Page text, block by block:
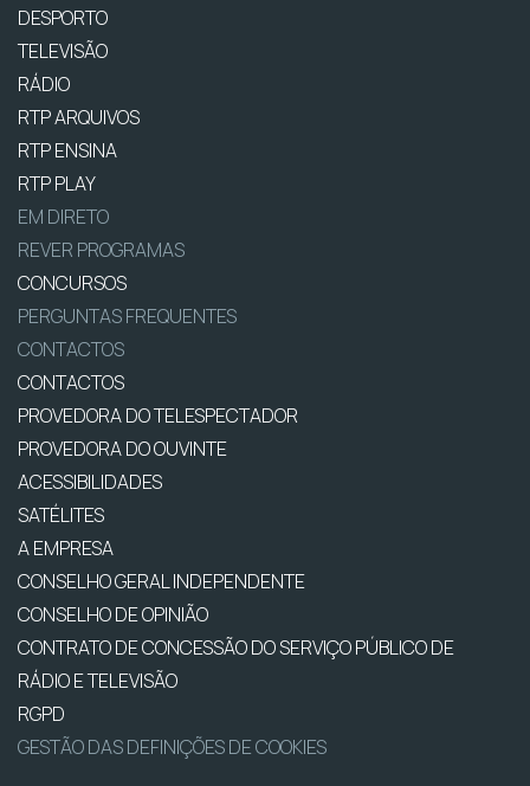
DESPORTO
TELEVISÃO
RÁDIO
RTP ARQUIVOS
RTP ENSINA
RTP PLAY
EM DIRETO
REVER PROGRAMAS
CONCURSOS
PERGUNTAS FREQUENTES
CONTACTOS
CONTACTOS
PROVEDORA DO TELESPECTADOR
PROVEDORA DO OUVINTE
ACESSIBILIDADES
SATÉLITES
A EMPRESA
CONSELHO GERAL INDEPENDENTE
CONSELHO DE OPINIÃO
CONTRATO DE CONCESSÃO DO SERVIÇO PÚBLICO DE
RÁDIO E TELEVISÃO
RGPD
GESTÃO DAS DEFINIÇÕES DE COOKIES